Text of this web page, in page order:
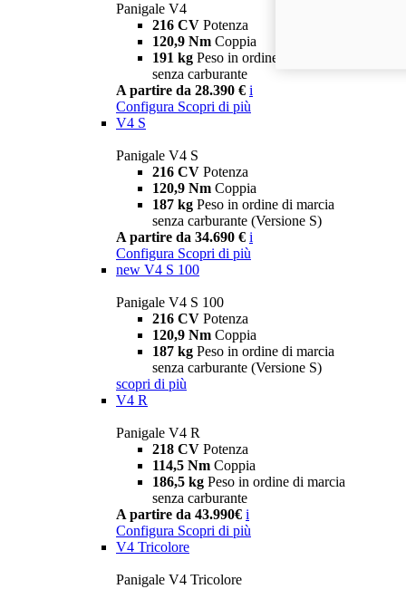
Panigale V4
216 CV Potenza
120,9 Nm Coppia
191 kg Peso in ordine di marcia
senza carburante
A partire da 28.390 € i
Configura Scopri di più
V4 S
Panigale V4 S
216 CV Potenza
120,9 Nm Coppia
187 kg Peso in ordine di marcia
senza carburante (Versione S)
A partire da 34.690 € i
Configura Scopri di più
new V4 S 100
Panigale V4 S 100
216 CV Potenza
120,9 Nm Coppia
187 kg Peso in ordine di marcia
senza carburante (Versione S)
scopri di più
V4 R
Panigale V4 R
218 CV Potenza
114,5 Nm Coppia
186,5 kg Peso in ordine di marcia
senza carburante
A partire da 43.990€ i
Configura Scopri di più
V4 Tricolore
Panigale V4 Tricolore